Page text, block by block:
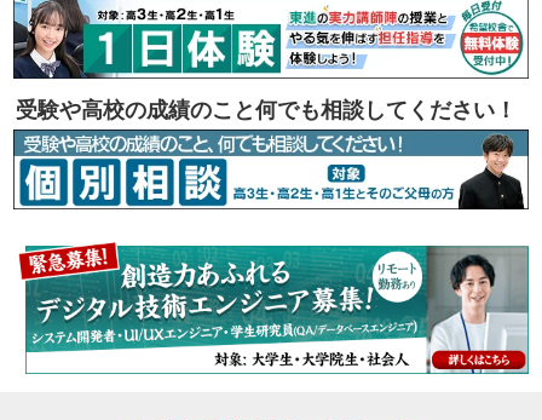
受験や高校の成績のこと何でも相談してください！